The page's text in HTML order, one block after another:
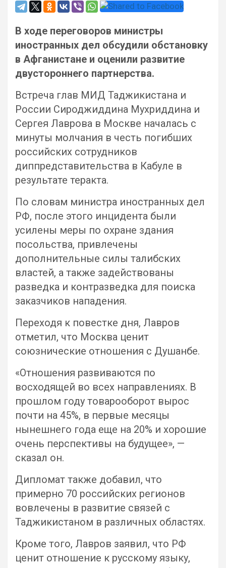
В ходе переговоров министры
иностранных дел обсудили обстановку
в Афганистане и оценили развитие
двустороннего партнерства.
Встреча глав МИД Таджикистана и
России Сироджиддина Мухриддина и
Сергея Лаврова в Москве началась с
минуты молчания в честь погибших
российских сотрудников
диппредставительства в Кабуле в
результате теракта.
По словам министра иностранных дел
РФ, после этого инцидента были
усилены меры по охране здания
посольства, привлечены
дополнительные силы талибских
властей, а также задействованы
разведка и контразведка для поиска
заказчиков нападения.
Переходя к повестке дня, Лавров
отметил, что Москва ценит
союзнические отношения с Душанбе.
«Отношения развиваются по
восходящей во всех направлениях. В
прошлом году товарооборот вырос
почти на 45%, в первые месяцы
нынешнего года еще на 20% и хорошие
очень перспективы на будущее», —
сказал он.
Дипломат также добавил, что
примерно 70 российских регионов
вовлечены в развитие связей с
Таджикистаном в различных областях.
Кроме того, Лавров заявил, что РФ
ценит отношение к русскому языку,